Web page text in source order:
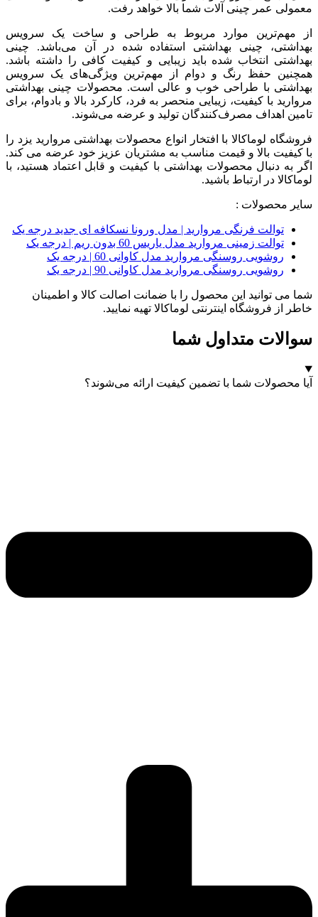
معمولی عمر چینی آلات شما بالا خواهد رفت.
از مهم‌ترین موارد مربوط به طراحی و ساخت یک سرویس
بهداشتی، چینی بهداشتی استفاده شده در آن می‌باشد. چینی
بهداشتی انتخاب شده باید زیبایی و کیفیت کافی را داشته باشد.
همچنین حفظ رنگ و دوام از مهم‌ترین ویژگی‌های یک سرویس
بهداشتی با طراحی خوب و عالی است. محصولات چینی بهداشتی
مروارید با کیفیت، زیبایی منحصر به فرد، کارکرد بالا و بادوام، برای
تامین اهداف مصرف‌کنندگان تولید و عرضه می‌شوند.
فروشگاه لوماکالا با افتخار انواع محصولات بهداشتی مروارید یزد را
با کیفیت بالا و قیمت مناسب به مشتریان عزیز خود عرضه می کند.
اگر به دنبال محصولات بهداشتی با کیفیت و قابل اعتماد هستید، با
لوماکالا در ارتباط باشید.
سایر محصولات :
توالت فرنگی مروارید | مدل ورونا نسکافه ای جدید درجه یک
توالت زمینی مروارید مدل یاریس 60 بدون ریم | درجه یک
روشویی روسنگی مروارید مدل کاوانی 60 | درجه یک
روشویی روسنگی مروارید مدل کاوانی 90 | درجه یک
شما می توانید این محصول را با ضمانت اصالت کالا و اطمینان
خاطر از فروشگاه اینترنتی لوماکالا تهیه نمایید.
سوالات متداول شما
آیا محصولات شما با تضمین کیفیت ارائه می‌شوند؟